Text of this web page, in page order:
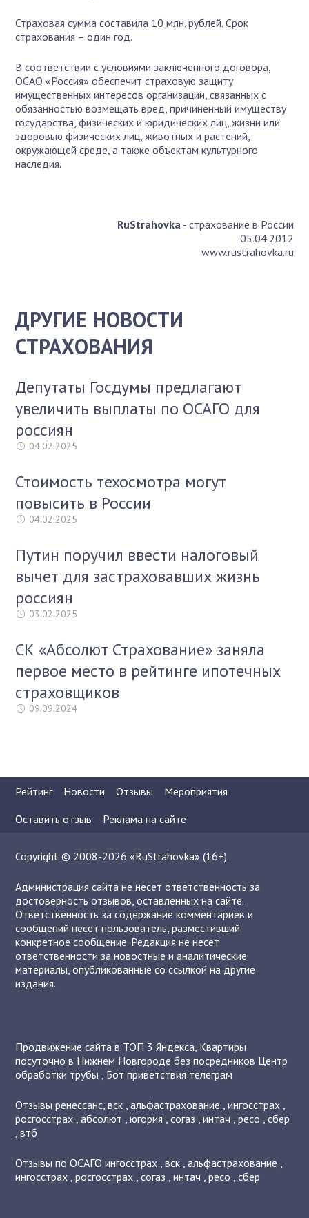
Страховая сумма составила 10 млн. рублей. Срок
страхования – один год.
В соответствии с условиями заключенного договора,
ОСАО «Россия» обеспечит страховую защиту
имущественных интересов организации, связанных с
обязанностью возмещать вред, причиненный имуществу
государства, физических и юридических лиц, жизни или
здоровью физических лиц, животных и растений,
окружающей среде, а также объектам культурного
наследия.
RuStrahovka- страхование в России
05.04.2012
www.rustrahovka.ru
ДРУГИЕ НОВОСТИ
СТРАХОВАНИЯ
Депутаты Госдумы предлагают
увеличить выплаты по ОСАГО для
россиян
04.02.2025
Стоимость техосмотра могут
повысить в России
04.02.2025
Путин поручил ввести налоговый
вычет для застраховавших жизнь
россиян
03.02.2025
СК «Абсолют Страхование» заняла
первое место в рейтинге ипотечных
страховщиков
09.09.2024
Рейтинг Новости Отзывы
Мероприятия
Оставить отзыв
Реклама на сайте
Copyright © 2008-2026 «RuStrahovka» (16+).
Администрация сайта не несет ответственность за
достоверность отзывов, оставленных на сайте.
Ответственность за содержание комментариев и
сообщений несет пользователь, разместивший
конкретное сообщение. Редакция не несет
ответственности за новостные и аналитические
материалы, опубликованные со ссылкой на другие
издания.
Продвижение сайта в ТОП 3 Яндекса, Квартиры
посуточно в Нижнем Новгороде без посредников Центр
обработки трубы , Бот приветствия телеграм
Отзывыренессанс,вск ,альфастрахование ,ингосстрах ,
росгосстрах ,абсолют ,югория ,согаз ,интач ,ресо ,сбер
,втб
Отзывы по ОСАГОингосстрах ,вск ,альфастрахование ,
ингосстрах ,росгосстрах ,согаз ,интач ,ресо ,сбер